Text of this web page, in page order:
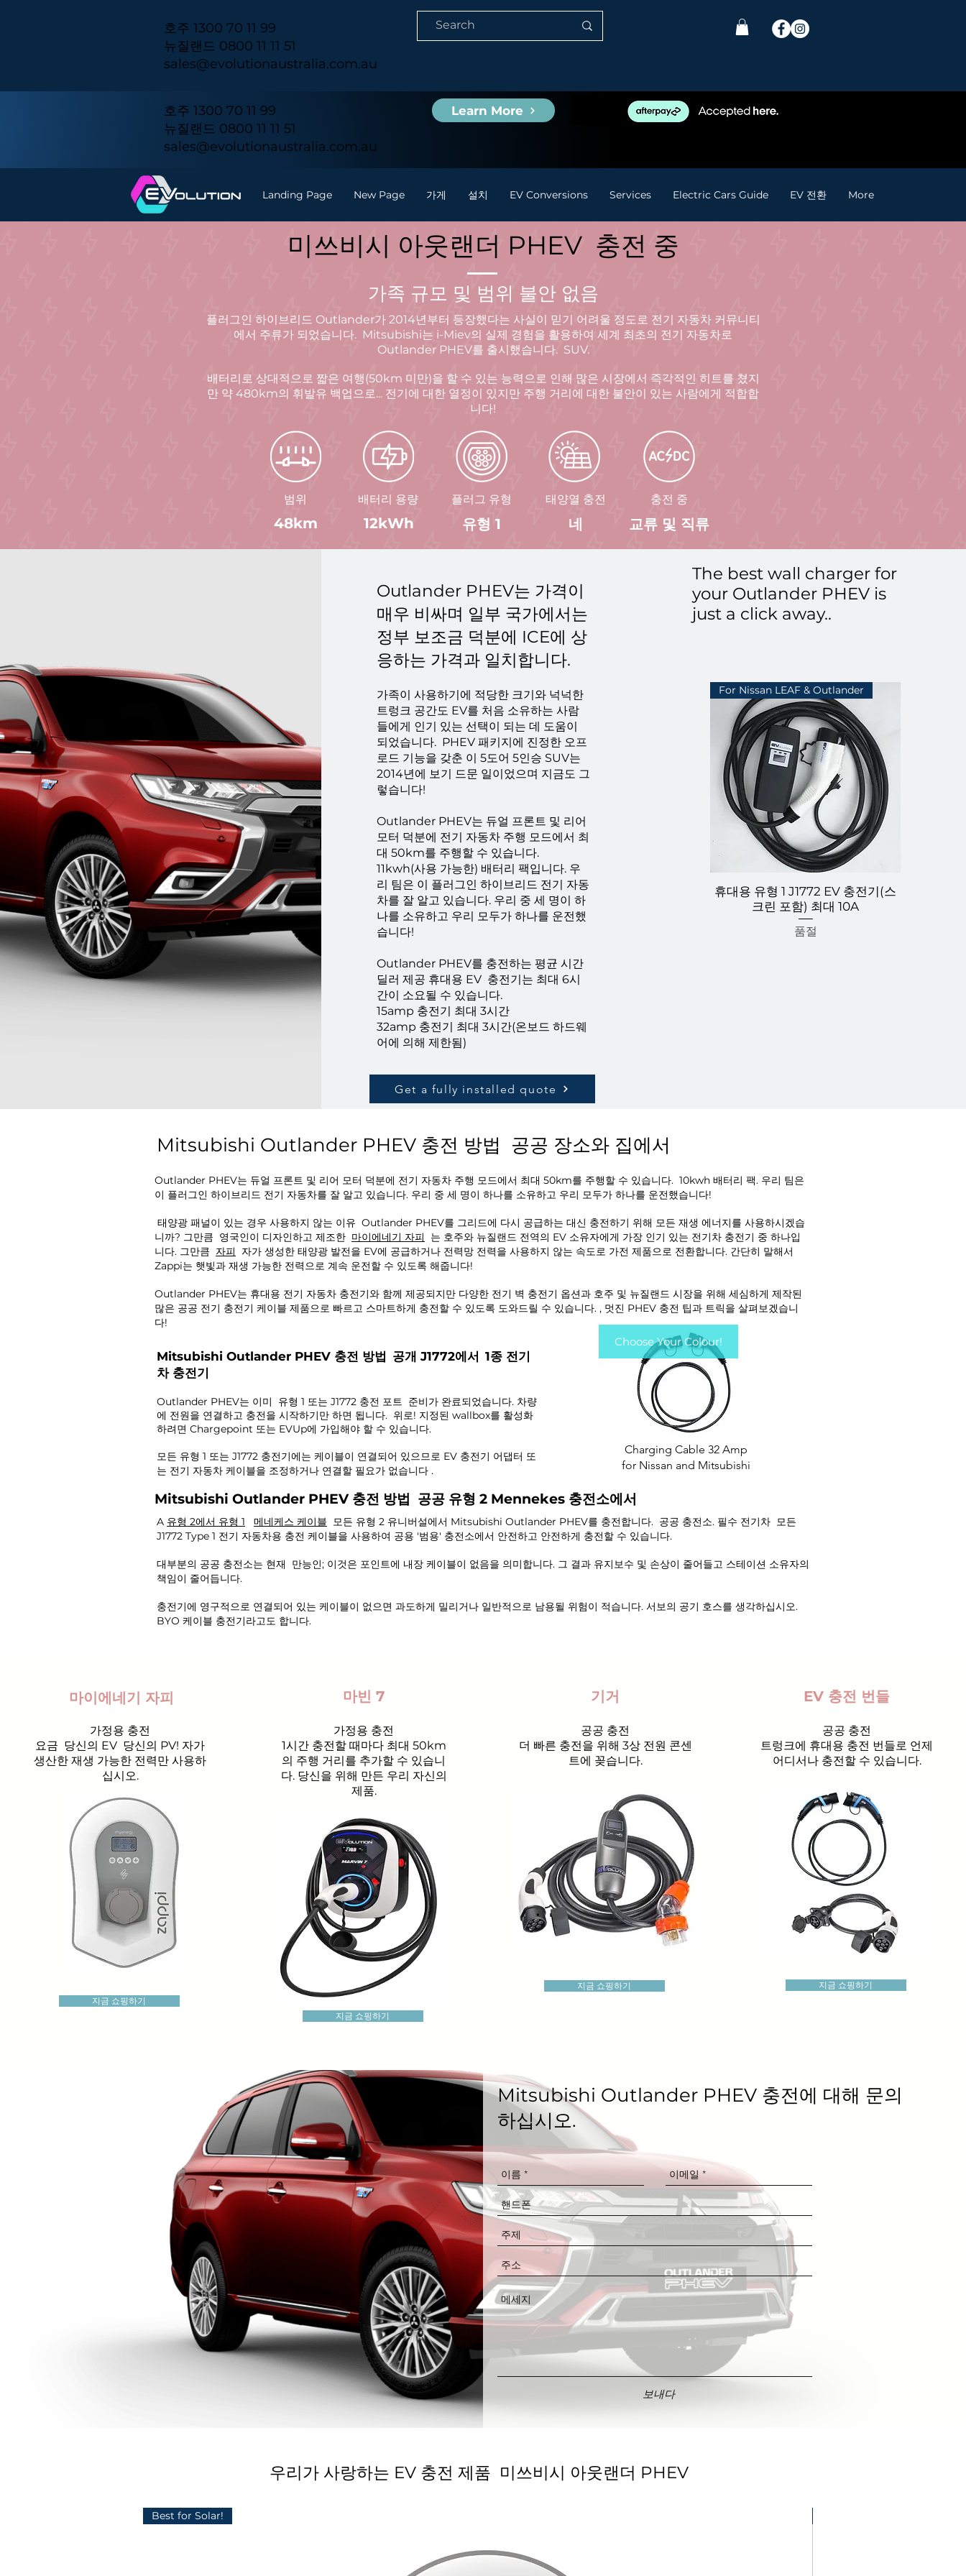
호주 1300 70 11 99
뉴질랜드 0800 11 11 51
sales@evolutionaustralia.com.au
호주 1300 70 11 99
뉴질랜드 0800 11 11 51
sales@evolutionaustralia.com.au
Learn More
Landing Page New Page 가게 설치 EV Conversions Services Electric Cars Guide EV 전환 More
미쓰비시 아웃랜더 PHEV 충전 중
가족 규모 및 범위 불안 없음
플러그인 하이브리드 Outlander가 2014년부터 등장했다는 사실이 믿기 어려울 정도로 전기 자동차 커뮤니티
에서 주류가 되었습니다. Mitsubishi는 i-Miev의 실제 경험을 활용하여 세계 최초의 전기 자동차로
Outlander PHEV를 출시했습니다. SUV.
배터리로 상대적으로 짧은 여행(50km 미만)을 할 수 있는 능력으로 인해 많은 시장에서 즉각적인 히트를 쳤지
만 약 480km의 휘발유 백업으로... 전기에 대한 열정이 있지만 주행 거리에 대한 불안이 있는 사람에게 적합합
니다!
범위 배터리 용량 플러그 유형
48km 12kWh 유형 1
태양열 충전 충전 중
네 교류 및 직류
Outlander PHEV는 가격이
매우 비싸며 일부 국가에서는
정부 보조금 덕분에 ICE에 상
응하는 가격과 일치합니다.
가족이 사용하기에 적당한 크기와 넉넉한
트렁크 공간도 EV를 처음 소유하는 사람
들에게 인기 있는 선택이 되는 데 도움이
되었습니다. PHEV 패키지에 진정한 오프
로드 기능을 갖춘 이 5도어 5인승 SUV는
2014년에 보기 드문 일이었으며 지금도 그
렇습니다!
Outlander PHEV는 듀얼 프론트 및 리어
모터 덕분에 전기 자동차 주행 모드에서 최
대 50km를 주행할 수 있습니다.
11kwh(사용 가능한) 배터리 팩입니다. 우
리 팀은 이 플러그인 하이브리드 전기 자동
차를 잘 알고 있습니다. 우리 중 세 명이 하
나를 소유하고 우리 모두가 하나를 운전했
습니다!
Outlander PHEV를 충전하는 평균 시간
딜러 제공 휴대용 EV 충전기는 최대 6시
간이 소요될 수 있습니다.
15amp 충전기 최대 3시간
32amp 충전기 최대 3시간(온보드 하드웨
어에 의해 제한됨)
Get a fully installed quote
The best wall charger for
your Outlander PHEV is
just a click away..
제품보기
For Nissan LEAF & Outlander
휴대용 유형 1 J1772 EV 충전기(스
크린 포함) 최대 10A
품절
Mitsubishi Outlander PHEV 충전 방법 공공 장소와 집에서
Outlander PHEV는 듀얼 프론트 및 리어 모터 덕분에 전기 자동차 주행 모드에서 최대 50km를 주행할 수 있습니다. 10kwh 배터리 팩. 우리 팀은
이 플러그인 하이브리드 전기 자동차를 잘 알고 있습니다. 우리 중 세 명이 하나를 소유하고 우리 모두가 하나를 운전했습니다!
태양광 패널이 있는 경우 사용하지 않는 이유 Outlander PHEV를 그리드에 다시 공급하는 대신 충전하기 위해 모든 재생 에너지를 사용하시겠습
니까? 그만큼 영국인이 디자인하고 제조한 마이에네기 자피
는 호주와 뉴질랜드 전역의 EV 소유자에게 가장 인기 있는 전기차 충전기 중 하나입
니다. 그만큼 자피
자가 생성한 태양광 발전을 EV에 공급하거나 전력망 전력을 사용하지 않는 속도로 가전 제품으로 전환합니다. 간단히 말해서
Zappi는 햇빛과 재생 가능한 전력으로 계속 운전할 수 있도록 해줍니다!
Outlander PHEV는 휴대용 전기 자동차 충전기와 함께 제공되지만 다양한 전기 벽 충전기 옵션과 호주 및 뉴질랜드 시장을 위해 세심하게 제작된
많은 공공 전기 충전기 케이블 제품으로 빠르고 스마트하게 충전할 수 있도록 도와드릴 수 있습니다. , 멋진 PHEV 충전 팁과 트릭을 살펴보겠습니
다!
Mitsubishi Outlander PHEV 충전 방법 공개 J1772에서 1종 전기
차 충전기
Outlander PHEV는 이미 유형 1 또는 J1772 충전 포트 준비가 완료되었습니다. 차량
에 전원을 연결하고 충전을 시작하기만 하면 됩니다. 위로! 지정된 wallbox를 활성화
하려면 Chargepoint 또는 EVUp에 가입해야 할 수 있습니다.
모든 유형 1 또는 J1772 충전기에는 케이블이 연결되어 있으므로 EV 충전기 어댑터 또
는 전기 자동차 케이블을 조정하거나 연결할 필요가 없습니다 .
Choose Your Colour!
Type 2 to Type 1 5m Public
Charging Cable 32 Amp
for Nissan and Mitsubishi
Mitsubishi Outlander PHEV 충전 방법 공공 유형 2 Mennekes 충전소에서
A 유형 2에서 유형 1 메네케스 케이블 모든 유형 2 유니버설에서 Mitsubishi Outlander PHEV를 충전합니다. 공공 충전소. 필수 전기차 모든
J1772 Type 1 전기 자동차용 충전 케이블을 사용하여 공용 '범용' 충전소에서 안전하고 안전하게 충전할 수 있습니다.
대부분의 공공 충전소는 현재
만능인; 이것은 포인트에 내장 케이블이 없음을 의미합니다. 그 결과 유지보수 및 손상이 줄어들고 스테이션 소유자의
책임이 줄어듭니다.
충전기에 영구적으로 연결되어 있는 케이블이 없으면 과도하게 밀리거나 일반적으로 남용될 위험이 적습니다. 서보의 공기 호스를 생각하십시오.
BYO 케이블 충전기라고도 합니다.
Mitsubishi Outlander PHEV 충전에 대해 문의
하십시오.
보내다
마이에네기 자피
가정용 충전
요금 당신의 EV 당신의 PV! 자가
생산한 재생 가능한 전력만 사용하
십시오.
지금 쇼핑하기
마빈 7
가정용 충전
1시간 충전할 때마다 최대 50km
의 주행 거리를 추가할 수 있습니
다. 당신을 위해 만든 우리 자신의
제품.
지금 쇼핑하기
기거
공공 충전
더 빠른 충전을 위해 3상 전원 콘센
트에 꽂습니다.
지금 쇼핑하기
EV 충전 번들
공공 충전
트렁크에 휴대용 충전 번들로 언제
어디서나 충전할 수 있습니다.
지금 쇼핑하기
우리가 사랑하는 EV 충전 제품 미쓰비시 아웃랜더 PHEV
Best for Solar!